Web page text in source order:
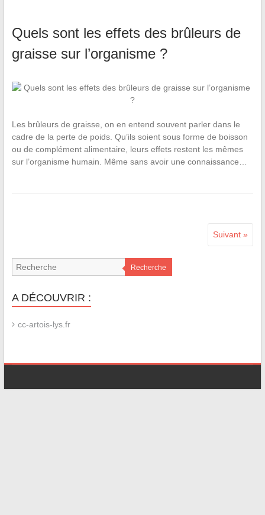
Quels sont les effets des brûleurs de
graisse sur l’organisme ?
Les brûleurs de graisse, on en entend souvent parler dans le
cadre de la perte de poids. Qu’ils soient sous forme de boisson
ou de complément alimentaire, leurs effets restent les mêmes
sur l’organisme humain. Même sans avoir une connaissance…
Suivant »
Recherche
A DÉCOUVRIR :
cc-artois-lys.fr